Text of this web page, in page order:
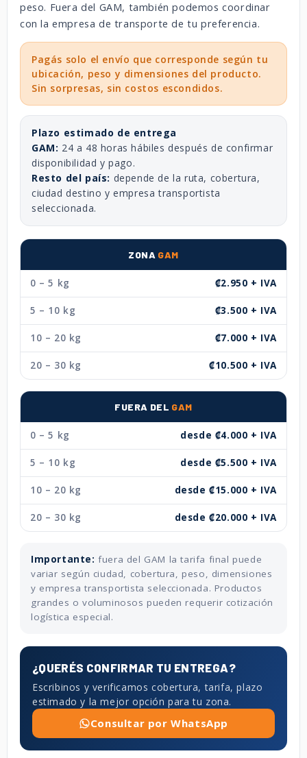
peso. Fuera del GAM, también podemos coordinar
con la empresa de transporte de tu preferencia.
Pagás solo el envío que corresponde según tu
ubicación, peso y dimensiones del producto.
Sin sorpresas, sin costos escondidos.
Plazo estimado de entrega
GAM: 24 a 48 horas hábiles después de confirmar
disponibilidad y pago.
Resto del país: depende de la ruta, cobertura,
ciudad destino y empresa transportista
seleccionada.
ZONA GAM
0 – 5 kg ₡2.950 + IVA
5 – 10 kg ₡3.500 + IVA
10 – 20 kg ₡7.000 + IVA
20 – 30 kg ₡10.500 + IVA
FUERA DEL GAM
0 – 5 kg desde ₡4.000 + IVA
5 – 10 kg desde ₡5.500 + IVA
10 – 20 kg desde ₡15.000 + IVA
20 – 30 kg desde ₡20.000 + IVA
Importante: fuera del GAM la tarifa final puede
variar según ciudad, cobertura, peso, dimensiones
y empresa transportista seleccionada. Productos
grandes o voluminosos pueden requerir cotización
logística especial.
¿QUERÉS CONFIRMAR TU ENTREGA?
Escribinos y verificamos cobertura, tarifa, plazo
estimado y la mejor opción para tu zona.
Consultar por WhatsApp